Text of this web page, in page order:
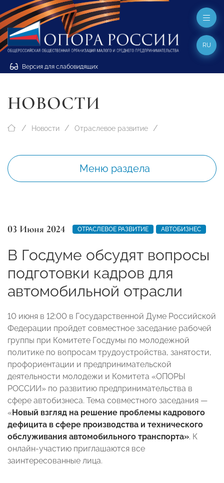
Версия для слабовидящих
RU
НОВОСТИ
Новости Отраслевое развитие
Меню раздела
03 Июня 2024 ОТРАСЛЕВОЕ РАЗВИТИЕ АВТОБИЗНЕС
В Госдуме обсудят вопросы
подготовки кадров для
автомобильной отрасли
10 июня в 12:00 в Государственной Думе Российской
Федерации пройдет совместное заседание рабочей
группы при Комитете Госдумы по молодежной
политике по вопросам трудоустройства, занятости,
профориентации и предпринимательской
деятельности молодежи и Комитета «ОПОРЫ
РОССИИ» по развитию предпринимательства в
сфере автобизнеса. Тема совместного заседания —
«Новый взгляд на решение проблемы кадрового
дефицита в сфере производства и технического
обслуживания автомобильного транспорта». К
онлайн-участию приглашаются все
заинтересованные лица.